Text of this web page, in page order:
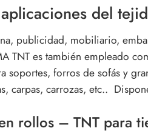
del
publicidad, mobiliario,
TNT es también empleado
soportes, forros de sofás y
carpas, carrozas, etc..
rollos – TNT para